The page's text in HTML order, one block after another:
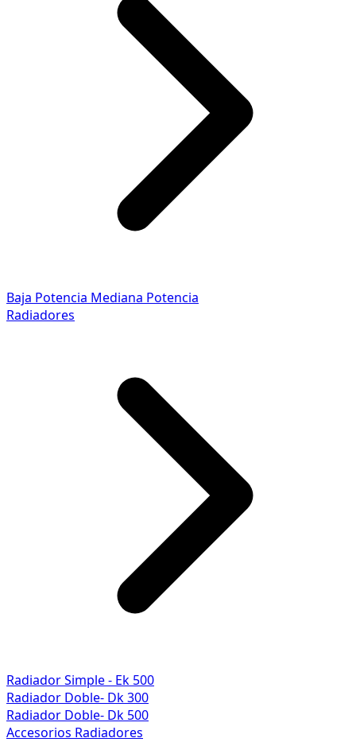
Baja Potencia Mediana Potencia
Radiadores
Radiador Simple - Ek 500
Radiador Doble- Dk 300
Radiador Doble- Dk 500
Accesorios Radiadores